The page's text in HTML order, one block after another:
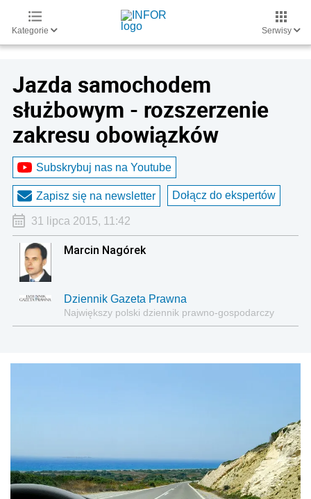
Kategorie Serwisy
Jazda samochodem
służbowym - rozszerzenie
zakresu obowiązków
Subskrybuj nas na Youtube
Zapisz się na newsletter Dołącz do ekspertów
31 lipca 2015, 11:42
Marcin Nagórek
Dziennik Gazeta Prawna
Największy polski dziennik prawno-gospodarczy